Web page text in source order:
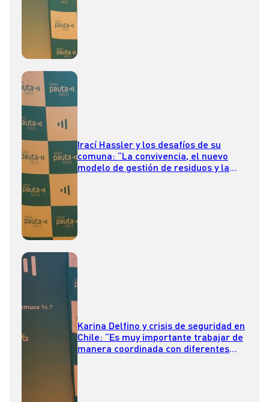
Irací Hassler y los desafíos de su
comuna: “La convivencia, el nuevo
modelo de gestión de residuos y la
Karina Delfino y crisis de seguridad en
Chile: “Es muy importante trabajar de
manera coordinada con diferentes